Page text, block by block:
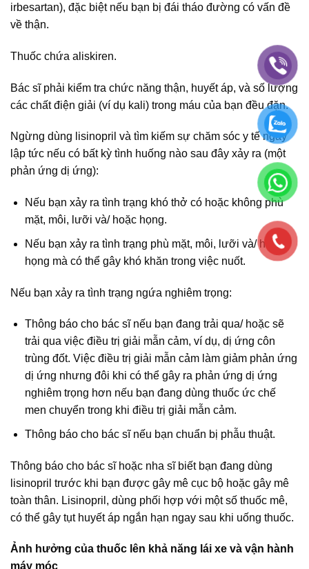
irbesartan), đặc biệt nếu bạn bị đái tháo đường có vấn đề
về thận.
Thuốc chứa aliskiren.
Bác sĩ phải kiểm tra chức năng thận, huyết áp, và số lượng
các chất điện giải (ví dụ kali) trong máu của bạn đều đặn.
Ngừng dùng lisinopril và tìm kiếm sự chăm sóc y tế ngay
lập tức nếu có bất kỳ tình huống nào sau đây xảy ra (một
phản ứng dị ứng):
Nếu bạn xảy ra tình trạng khó thở có hoặc không phù
mặt, môi, lưỡi và/ hoặc họng.
Nếu bạn xảy ra tình trạng phù mặt, môi, lưỡi và/ hoặc
họng mà có thể gây khó khăn trong việc nuốt.
Nếu bạn xảy ra tình trạng ngứa nghiêm trọng:
Thông báo cho bác sĩ nếu bạn đang trải qua/ hoặc sẽ
trải qua việc điều trị giải mẫn cảm, ví dụ, dị ứng côn
trùng đốt. Việc điều trị giải mẫn cảm làm giảm phản ứng
dị ứng nhưng đôi khi có thể gây ra phản ứng dị ứng
nghiêm trọng hơn nếu bạn đang dùng thuốc ức chế
men chuyển trong khi điều trị giải mẫn cảm.
Thông báo cho bác sĩ nếu bạn chuẩn bị phẫu thuật.
Thông báo cho bác sĩ hoặc nha sĩ biết bạn đang dùng
lisinopril trước khi bạn được gây mê cục bộ hoặc gây mê
toàn thân. Lisinopril, dùng phối hợp với một số thuốc mê,
có thể gây tụt huyết áp ngắn hạn ngay sau khi uống thuốc.
Ảnh hưởng của thuốc lên khả năng lái xe và vận hành
máy móc